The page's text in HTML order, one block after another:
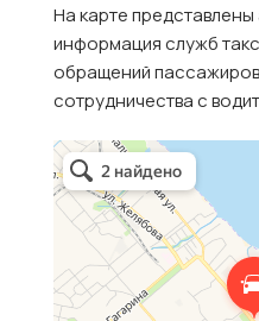
На карте
информация служб
обращений
сотрудничества с